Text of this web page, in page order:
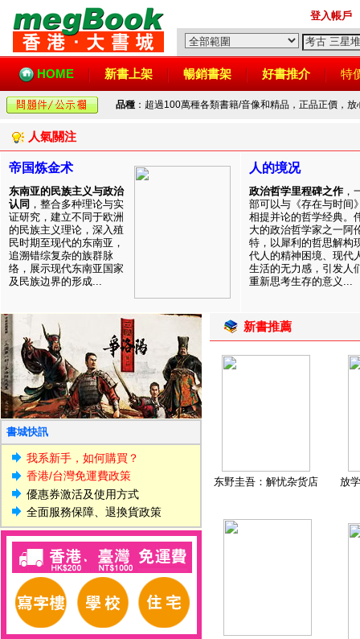
登入帳戶
HOME 新書上架 暢銷書架 好書推介 特
品種 ：超過100萬種各類書籍/音像和精品，正品正價，
人氣關注
帝国炼金术
东南亚的民族主义与政治
认同 ，整合多种理论与实
证研究，建立不同于欧洲
的民族主义理论，深入殖
民时期至现代的东南亚，
追溯错综复杂的族群脉
络，展示现代东南亚国家
及民族边界的形成...
人的境况
政治哲学里程碑之作 ，
部可以与《存在与时间
相提并论的哲学经典。
大的政治哲学家之一阿
特，以犀利的哲思解构
代人的精神困境、现代
生活的无力感，引发人
重新思考生存的意义...
書城快訊
我系新手，如何購買？
香港/台灣免運費政策
優惠券激活及使用方式
全面服務保障、退換貨政策
新書推薦
东野圭吾：解忧杂货店 放